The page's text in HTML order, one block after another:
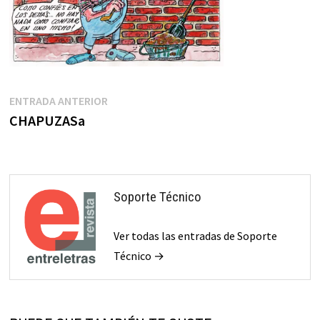
Navegación
de
ENTRADA ANTERIOR
CHAPUZASa
Soporte Técnico
Ver todas las entradas de Soporte
Técnico →